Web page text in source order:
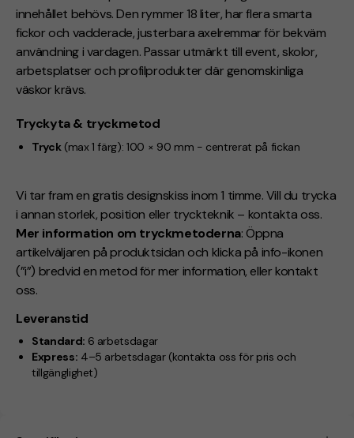
innehållet behövs. Den rymmer 18 liter, har flera smarta
fickor och vadderade, justerbara axelremmar för bekväm
användning i vardagen. Passar utmärkt till event, skolor,
arbetsplatser och profilprodukter där genomskinliga
väskor krävs.
Tryckyta & tryckmetod
Tryck(max 1 färg):100 × 90 mm - centrerat på fickan
Vi tar fram en gratis designskiss inom 1 timme. Vill du trycka
i annan storlek, position eller tryckteknik – kontakta oss.
Mer information om tryckmetoderna: Öppna
artikelväljaren på produktsidan och klicka på info-ikonen
(”i”) bredvid en metod för mer information, eller kontakt
oss.
Leveranstid
Standard: 6 arbetsdagar
Express: 4–5 arbetsdagar(kontakta oss för pris och
tillgänglighet)